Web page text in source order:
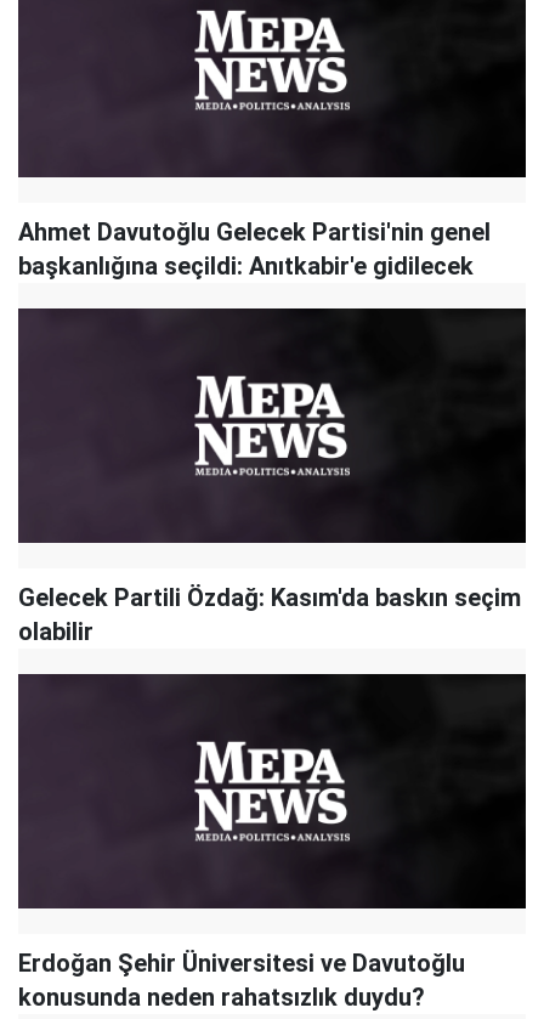
Ahmet Davutoğlu Gelecek Partisi'nin genel
başkanlığına seçildi: Anıtkabir'e gidilecek
Gelecek Partili Özdağ: Kasım'da baskın seçim
olabilir
Erdoğan Şehir Üniversitesi ve Davutoğlu
konusunda neden rahatsızlık duydu?